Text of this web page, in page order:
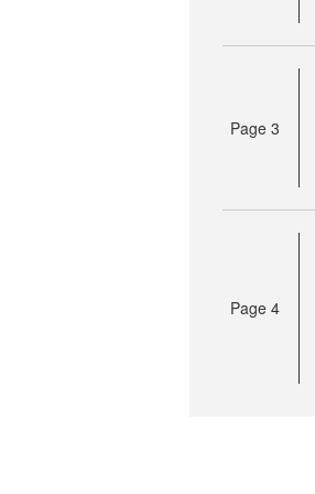
Page 3
Page 4